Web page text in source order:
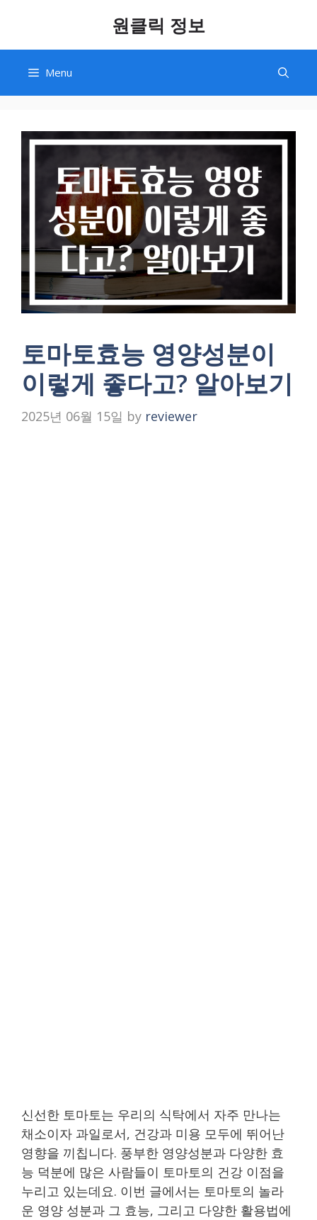
content
원클릭 정보
Menu
토마토효능 영양성분이
이렇게 좋다고? 알아보기
2025년 06월 15일 by reviewer
신선한 토마토는 우리의 식탁에서 자주 만나는
채소이자 과일로서, 건강과 미용 모두에 뛰어난
영향을 끼칩니다. 풍부한 영양성분과 다양한 효
능 덕분에 많은 사람들이 토마토의 건강 이점을
누리고 있는데요. 이번 글에서는 토마토의 놀라
운 영양 성분과 그 효능, 그리고 다양한 활용법에